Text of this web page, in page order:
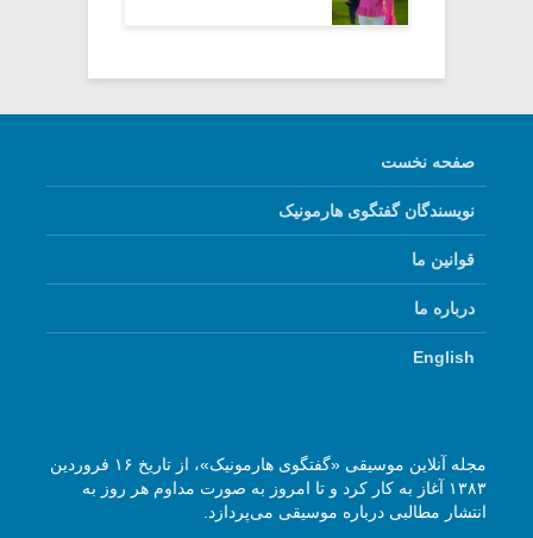
صفحه نخست
نویسندگان گفتگوی هارمونیک
قوانین ما
درباره ما
English
مجله آنلاین موسیقی «گفتگوی هارمونیک»، از تاریخ ۱۶ فروردین
۱۳۸۳ آغاز به کار کرد و تا امروز به صورت مداوم هر روز به
انتشار مطالبی درباره موسیقی می‌پردازد.